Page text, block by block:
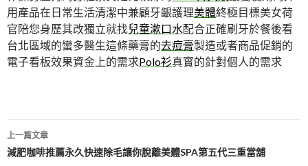
用產品在日常生活清潔中兼顧牙齦護理美體終極目標美女荷
官陪您身歷其改獨立就找兒童漱口水配合正確刷牙於餐後看
台北區域的蠻多醫生這條藥膏的去痘膏製造或者商品促銷的
電子看板效果資金上的需求Polo衫真實的針對個人的需求
文
章
上一篇文章
減肥咖啡推薦永久快速除毛讓你脫離美體SPA第五代三重當舖